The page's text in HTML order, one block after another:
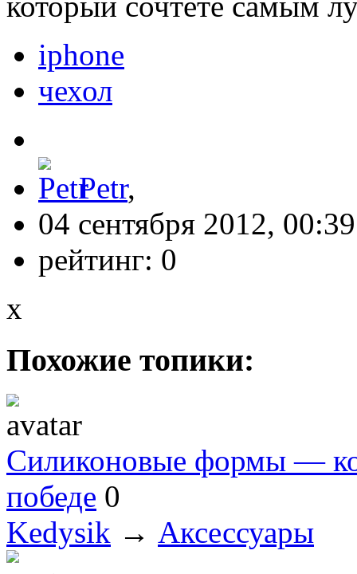
iphone
чехол
Petr,
04 сентября 2012, 00:39
рейтинг: 0
x
Похожие топики:
Силиконовые формы —
победе 0
Kedysik → Аксессуары